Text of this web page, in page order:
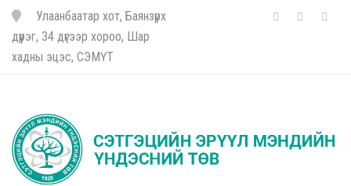
Улаанбаатар хот, Баянзүрх
дүүрэг, 34 дүгээр хороо, Шар
хадны эцэс, СЭМҮТ